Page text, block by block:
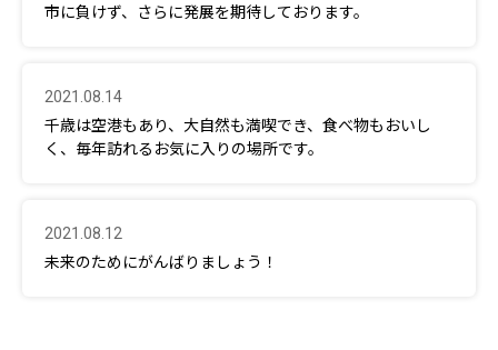
市に負けず、さらに発展を期待しております。
2021.08.14
千歳は空港もあり、大自然も満喫でき、食べ物もおいし
く、毎年訪れるお気に入りの場所です。
2021.08.12
未来のためにがんばりましょう！